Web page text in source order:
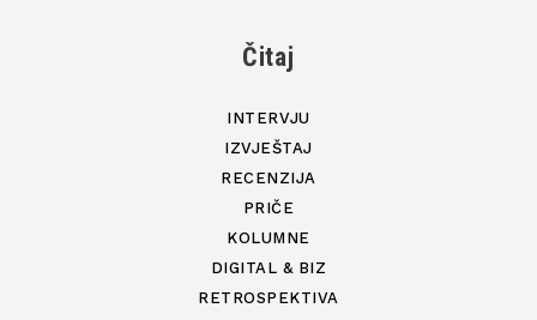
Čitaj
INTERVJU
IZVJEŠTAJ
RECENZIJA
PRIČE
KOLUMNE
DIGITAL & BIZ
RETROSPEKTIVA